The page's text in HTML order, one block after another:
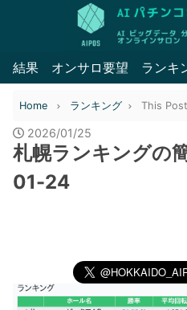
結果 オンサロ要望 ランキ
Home ランキング This Post
2026/01/25
札幌ランキングの
01-24